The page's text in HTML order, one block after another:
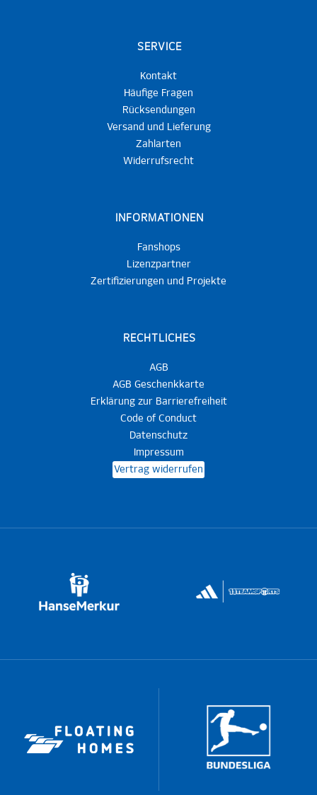
SERVICE
Kontakt
Häufige Fragen
Rücksendungen
Versand und Lieferung
Zahlarten
Widerrufsrecht
INFORMATIONEN
Fanshops
Lizenzpartner
Zertifizierungen und Projekte
RECHTLICHES
AGB
AGB Geschenkkarte
Erklärung zur Barrierefreiheit
Code of Conduct
Datenschutz
Impressum
Vertrag widerrufen